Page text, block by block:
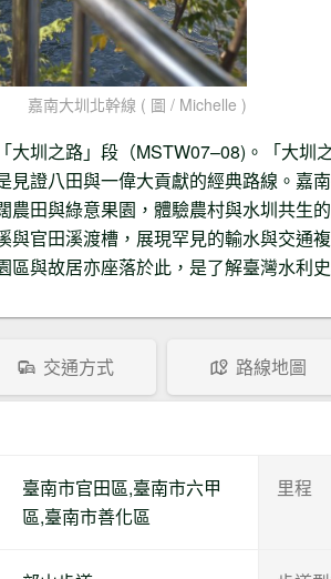
嘉南大圳北幹線 ( 圖 / Michelle )
大圳之路」段（MSTW07–08)。「大圳
見證八田與一偉大貢獻的經典路線。嘉
農田與綠意果園，體驗農村與水圳共生
官田溪渡槽，展現罕見的輸水與交通
區與故居亦座落於此，是了解臺灣水利
交通方式 路線地圖
臺南市官田區,臺南市六甲
區,臺南市善化區
里程